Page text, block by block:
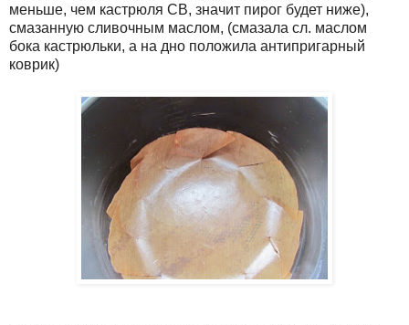
меньше, чем кастрюля СВ, значит пирог будет ниже),
смазанную сливочным маслом, (смазала сл. маслом
бока кастрюльки, а на дно положила антипригарный
коврик)